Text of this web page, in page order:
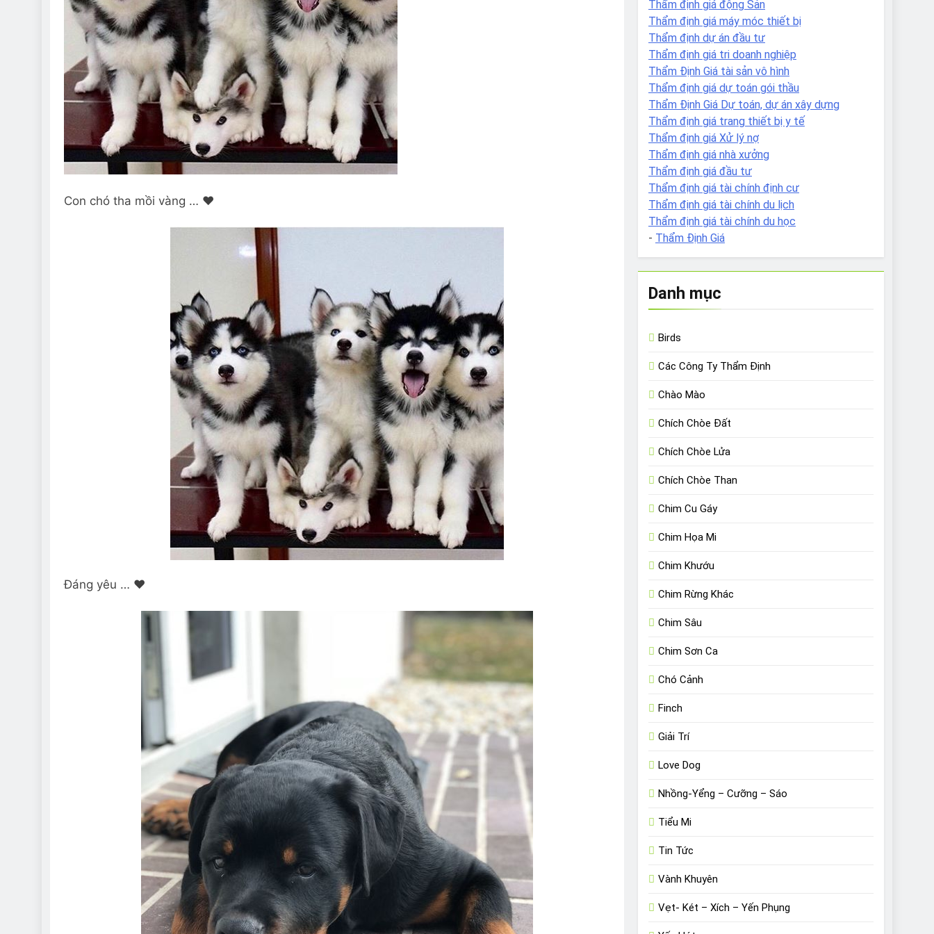
Con chó tha mồi vàng … ❤️
Đáng yêu … ❤️
Thẩm định giá động Sản
Thẩm định giá máy móc thiết bị
Thẩm định dự án đầu tư
Thẩm định giá tri doanh nghiệp
Thẩm Định Giá tài sản vô hình
Thẩm định giá dự toán gói thầu
Thẩm Định Giá Dự toán, dự án xây dựng
Thẩm định giá trang thiết bị y tế
Thẩm định giá Xử lý nợ
Thẩm định giá nhà xưởng
Thẩm định giá đầu tư
Thẩm định giá tài chính định cư
Thẩm định giá tài chính du lịch
Thẩm định giá tài chính du học
- Thẩm Định Giá
Danh mục
Birds
Các Công Ty Thẩm Định
Chào Mào
Chích Chòe Đất
Chích Chòe Lửa
Chích Chòe Than
Chim Cu Gáy
Chim Họa Mi
Chim Khướu
Chim Rừng Khác
Chim Sâu
Chim Sơn Ca
Chó Cảnh
Finch
Giải Trí
Love Dog
Nhồng-Yểng – Cưỡng – Sáo
Tiểu Mi
Tin Tức
Vành Khuyên
Vẹt- Két – Xích – Yến Phụng